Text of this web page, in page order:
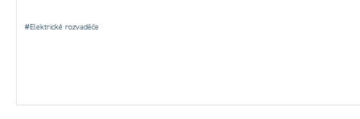
#Elektrické rozvaděče